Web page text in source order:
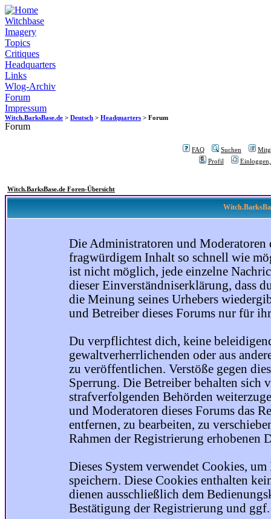
Witchbase
Imagery
Topics
Critiques
Headquarters
Links
Wlog-Archiv
Forum
Impressum
Witch.BarksBase.de > Deutsch > Headquarters > Forum
Forum
FAQ Suchen
Profil
Witch.BarksBase.de Foren-Übersicht
Die Administratoren und Moderatoren
fragwürdigem Inhalt so schnell wie
ist nicht möglich, jede einzelne
dieser Einverständniserklärung, dass
die Meinung seines Urhebers
und Betreiber dieses Forums nur für
Du verpflichtest dich, keine
gewaltverherrlichenden oder aus
zu veröffentlichen. Verstöße gegen
Sperrung. Die Betreiber behalten sich
strafverfolgenden Behörden
und Moderatoren dieses Forums das
entfernen, zu bearbeiten, zu
Rahmen der Registrierung erhobenen
Dieses System verwendet Cookies,
speichern. Diese Cookies enthalten
dienen ausschließlich dem
Bestätigung der Registrierung und ggf.